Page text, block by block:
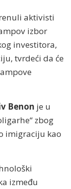
aktivisti
izbor
investitora,
tvrdeći da će
Benon je u
zbog
imigraciju kao
između